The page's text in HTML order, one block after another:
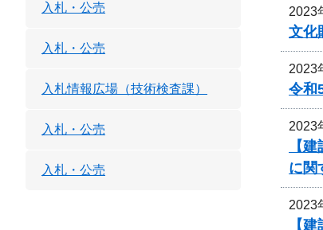
2023
文化
2023
令和
2023
【
に関
2023
【
入札・公売
入札・公売
入札情報広場（技術検査課）
入札・公売
入札・公売